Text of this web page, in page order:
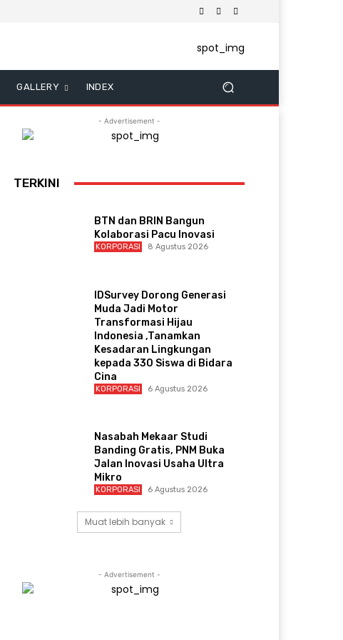
GALLERY INDEX
- Advertisement -
TERKINI
BTN dan BRIN Bangun
Kolaborasi Pacu Inovasi
KORPORASI 8 Agustus 2026
IDSurvey Dorong Generasi
Muda Jadi Motor
Transformasi Hijau
Indonesia ,Tanamkan
Kesadaran Lingkungan
kepada 330 Siswa di Bidara
Cina
KORPORASI 6 Agustus 2026
Nasabah Mekaar Studi
Banding Gratis, PNM Buka
Jalan Inovasi Usaha Ultra
Mikro
KORPORASI 6 Agustus 2026
Muat lebih banyak
- Advertisement -